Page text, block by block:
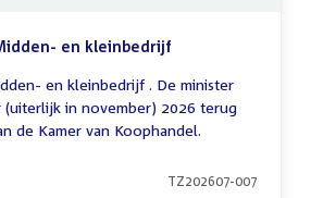
en kleinbedrijf
en kleinbedrijf . De minister
(uiterlijk in november) 2026 terug
de Kamer van Koophandel.
TZ202607-007